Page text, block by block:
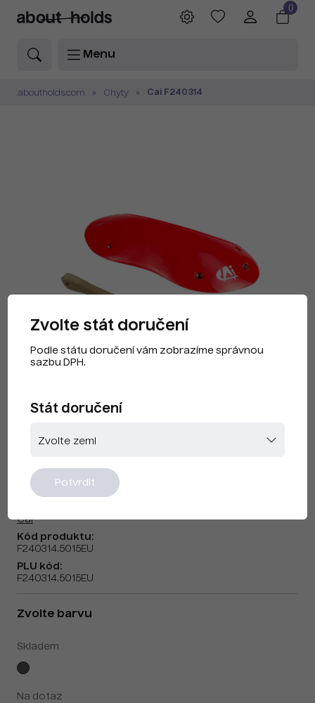
Menu
0
.aboutholds.com Chyty Cai F240314
CAI F240314 Nebeská modrá EU
Cai
Kód produktu:
F240314.5015EU
PLU kód:
F240314.5015EU
Zvolte barvu
Skladem
Na dotaz
Zvolte stát doručení
Podle státu doručení vám zobrazíme správnou
sazbu DPH.
Stát doručení
Potvrdit